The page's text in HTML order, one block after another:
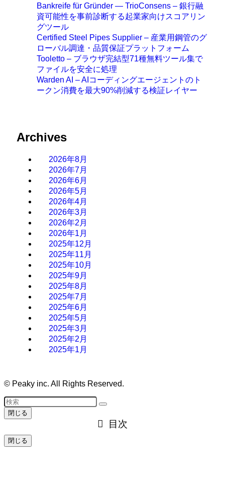
Bankreife für Gründer — TrioConsens – 銀行融
資可能性を事前診断する起業家向けスコアリン
グツール
Certified Steel Pipes Supplier – 産業用鋼管のグ
ローバル調達・品質保証プラットフォーム
Tooletto – ブラウザ完結型71種無料ツール集で
ファイルを安全に処理
Warden AI – AIコーディングエージェントのト
ークン消費を最大90%削減する検証レイヤー
Archives
2026年8月
2026年7月
2026年6月
2026年5月
2026年4月
2026年3月
2026年2月
2026年1月
2025年12月
2025年11月
2025年10月
2025年9月
2025年8月
2025年7月
2025年6月
2025年5月
2025年3月
2025年2月
2025年1月
© Peaky inc. All Rights Reserved.
閉じる
目次
閉じる